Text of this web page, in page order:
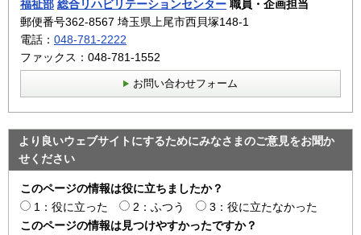
福祉部 総合リハビリテーションセンター 職員・企画担当
郵便番号362-8567 埼玉県上尾市西貝塚148-1
電話： 048-781-2222
ファックス：048-781-1552
お問い合わせフォーム
より良いウェブサイトにするためにみなさまのご意見をお聞か
せください
このページの情報は役に立ちましたか？
1：役に立った
2：ふつう
3：役に立たなかった
このページの情報は見つけやすかったですか？